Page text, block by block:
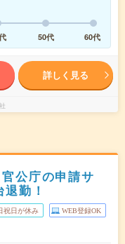
50代 60代
詳しく見る
公庁の申請サ
勤！
祝日が休み WEB登録OK